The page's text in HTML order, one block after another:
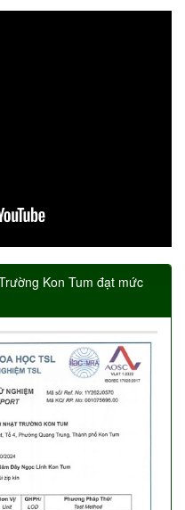
Kon Tum đạt mức